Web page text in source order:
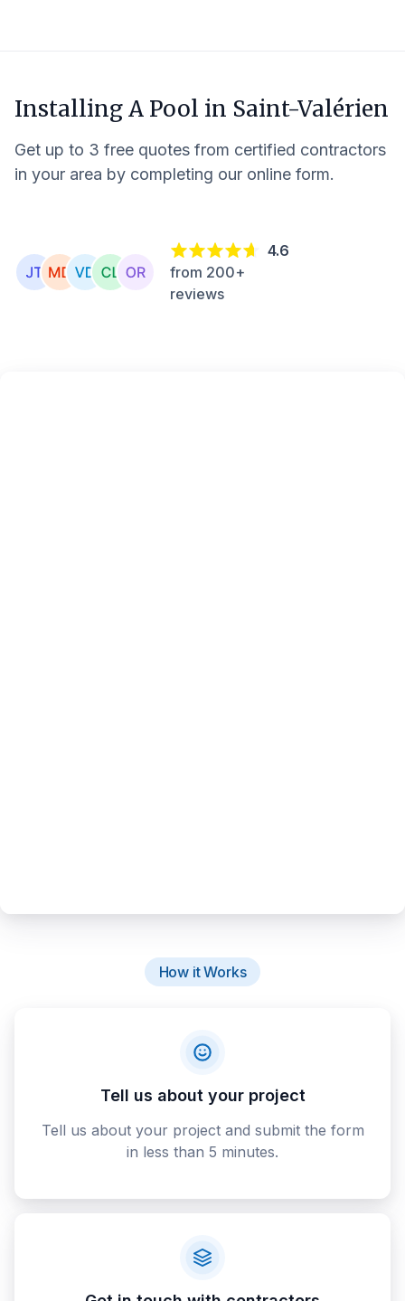
Installing A Pool in Saint-Valérien
Get up to 3 free quotes from certified contractors
in your area by completing our online form.
4.6
from 200+
reviews
How it Works
Tell us about your project
Tell us about your project and submit the form
in less than 5 minutes.